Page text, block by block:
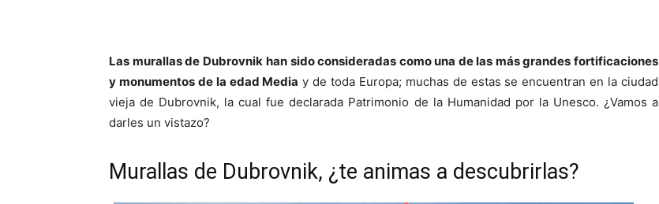
Las murallas de Dubrovnik han sido consideradas como una de las más grandes fortificaciones
y monumentos de la edad Media y de toda Europa; muchas de estas se encuentran en la ciudad
vieja de Dubrovnik, la cual fue declarada Patrimonio de la Humanidad por la Unesco. ¿Vamos a
darles un vistazo?
Murallas de Dubrovnik, ¿te animas a descubrirlas?